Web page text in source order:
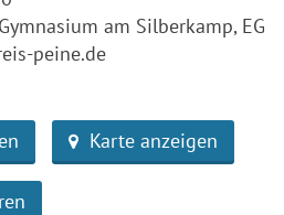
am Silberkamp, EG
peine.de
Karte anzeigen